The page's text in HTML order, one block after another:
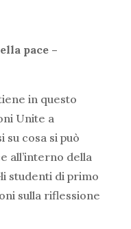
pace –
in questo
Unite a
cosa si può
all’interno della
studenti di primo
sulla riflessione